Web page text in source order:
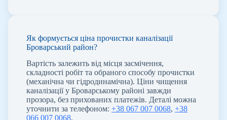
Як формується ціна прочистки каналізації
Броварський район?
Вартість залежить від місця засмічення,
складності робіт та обраного способу прочистки
(механічна чи гідродинамічна). Ціни чищення
каналізації у Броварському районі завжди
прозора, без прихованих платежів. Деталі можна
уточнити за телефоном: +38 067 007 0068, +38
066 007 0068.